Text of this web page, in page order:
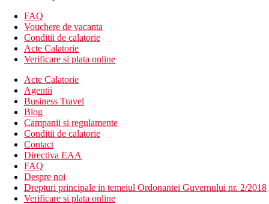
treptata in mare, la aproximativ 300 m de hotel. La intrarea in
mare se regasesc pe alocuri pietricele. Sezlonguri si umbrele
contra cost.
Activitati sportive
Gratuit: tenis de masa, fitness.
Contra cost: sauna.
Copii
Patut gratuit (la cerere).
Carduri
VISA, EC/MC, Maestro.
Site web
http://www.donmanolito.com
FAQ
Vouchere de vacanta
Conditii de calatorie
Acte Calatorie
Verificare si plata online
Acte Calatorie
Agentii
Business Travel
Blog
Campanii si regulamente
Conditii de calatorie
Contact
Directiva EAA
FAQ
Despre noi
Drepturi principale in temeiul Ordonantei Guvernului nr. 2/2018
Verificare si plata online